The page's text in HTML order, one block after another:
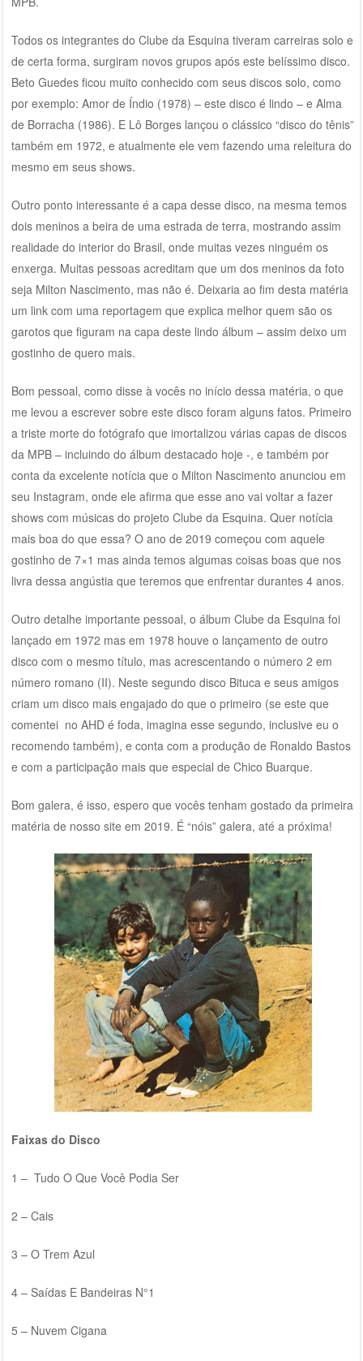
Todos os integrantes do Clube da Esquina tiveram carreiras solo e
de certa forma, surgiram novos grupos após este belíssimo disco.
Beto Guedes ficou muito conhecido com seus discos solo, como
por exemplo: Amor de Índio (1978) – este disco é lindo – e Alma
de Borracha (1986). E Lô Borges lançou o clássico “disco do tênis”
também em 1972, e atualmente ele vem fazendo uma releitura do
mesmo em seus shows.
Outro ponto interessante é a capa desse disco, na mesma temos
dois meninos a beira de uma estrada de terra, mostrando assim
realidade do interior do Brasil, onde muitas vezes ninguém os
enxerga. Muitas pessoas acreditam que um dos meninos da foto
seja Milton Nascimento, mas não é. Deixaria ao fim desta matéria
um link com uma reportagem que explica melhor quem são os
garotos que figuram na capa deste lindo álbum – assim deixo um
gostinho de quero mais.
Bom pessoal, como disse à vocês no início dessa matéria, o que
me levou a escrever sobre este disco foram alguns fatos. Primeiro
a triste morte do fotógrafo que imortalizou várias capas de discos
da MPB – incluindo do álbum destacado hoje -, e também por
conta da excelente notícia que o Milton Nascimento anunciou em
seu Instagram, onde ele afirma que esse ano vai voltar a fazer
shows com músicas do projeto Clube da Esquina. Quer notícia
mais boa do que essa? O ano de 2019 começou com aquele
gostinho de 7×1 mas ainda temos algumas coisas boas que nos
livra dessa angústia que teremos que enfrentar durantes 4 anos.
Outro detalhe importante pessoal, o álbum Clube da Esquina foi
lançado em 1972 mas em 1978 houve o lançamento de outro
disco com o mesmo título, mas acrescentando o número 2 em
número romano (II). Neste segundo disco Bituca e seus amigos
criam um disco mais engajado do que o primeiro (se este que
comentei no AHD é foda, imagina esse segundo, inclusive eu o
recomendo também), e conta com a produção de Ronaldo Bastos
e com a participação mais que especial de Chico Buarque.
Bom galera, é isso, espero que vocês tenham gostado da primeira
matéria de nosso site em 2019. É “nóis” galera, até a próxima!
Faixas do Disco
1 – Tudo O Que Você Podia Ser
2 – Cais
3 – O Trem Azul
4 – Saídas E Bandeiras N°1
5 – Nuvem Cigana